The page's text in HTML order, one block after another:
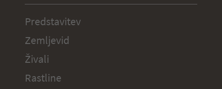
Predstavitev
Zemljevid
Živali
Rastline